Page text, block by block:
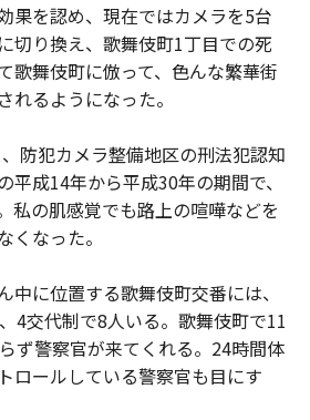
果を認め、現在ではカメラを5台
切り換え、歌舞伎町1丁目での死
歌舞伎町に倣って、色んな繁華街
れるようになった。
防犯カメラ整備地区の刑法犯認知
平成14年から平成30年の期間で、
私の肌感覚でも路上の喧嘩などを
くなった。
中に位置する歌舞伎町交番には、
4交代制で8人いる。歌舞伎町で11
ず警察官が来てくれる。24時間体
ロールしている警察官も目にす